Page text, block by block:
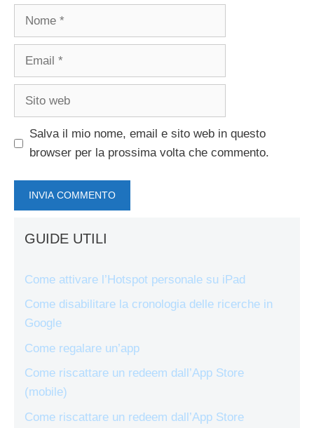
Nome
Email
Sito
Salva il mio nome, email e sito web in questo
browser per la prossima volta che commento.
GUIDE UTILI
Come attivare l’Hotspot personale su iPad
Come disabilitare la cronologia delle ricerche in
Google
Come regalare un’app
Come riscattare un redeem dall’App Store
(mobile)
Come riscattare un redeem dall’App Store